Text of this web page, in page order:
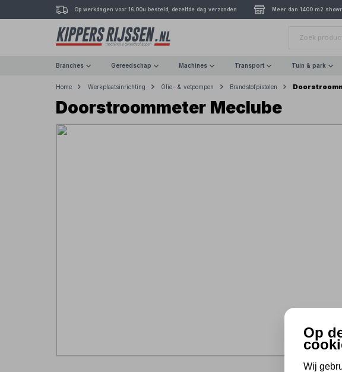
Op werkdagen voor 16.00u besteld, dezelfde dag verzonden Meer dan 1400 m2
Branches Gereedschap Machines Transport Tuin & park
Home Werkplaatsinrichting Olie- & vetpompen Brandstofpistolen
Doorstroommeter Meclube
Op
Wij